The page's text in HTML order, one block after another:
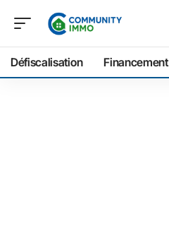
Défiscalisation Financement